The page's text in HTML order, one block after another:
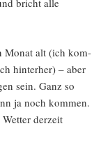
bricht alle
Monat alt (ich kom­
hin­ter­her) – aber
sein. Ganz so
ja noch kom­men.
der­zeit